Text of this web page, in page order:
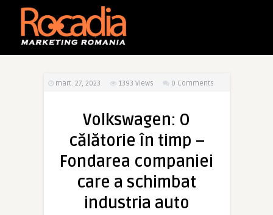
mart. 27, 2023 1393 Views 0 Comments
Volkswagen: O
călătorie în timp –
Fondarea companiei
care a schimbat
industria auto